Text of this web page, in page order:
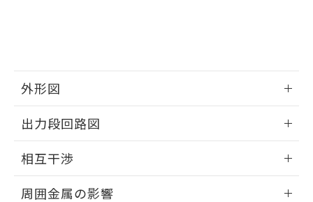
外形図
外形図
出力段回路図
出力段回路図
相互干渉
周囲金属の影響
および当社の共同利用者が、当社の製
※当社の共同利用者とは、
の共同利用に関して"
の「1.共同利
指します。
とができます。
EU RoHS指令（10物質）の非含有証明書
51物質の非含有証明書（当社基準）
※本証明書は発行日時点で非含有を証明す
るもので、過去に遡って非含有を証明する
また、RoHS指令のフタル酸エステル類４